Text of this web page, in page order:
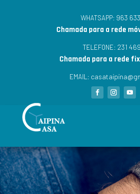
WHATSAPP: 963
Chamada para a rede
TELEFONE: 231
Chamada para a rede
EMAIL: